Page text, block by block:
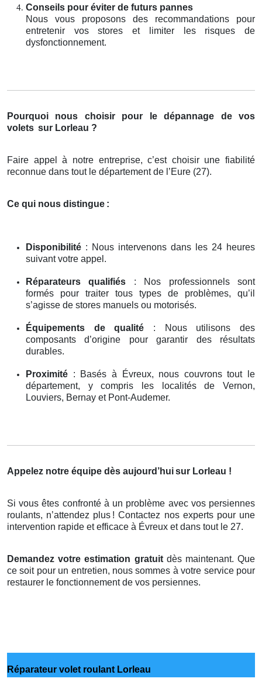
Conseils pour éviter de futurs pannes
Nous vous proposons des recommandations pour
entretenir vos stores et limiter les risques de
dysfonctionnement.
Pourquoi nous choisir pour le dépannage de vos
volets sur Lorleau ?
Faire appel à notre entreprise, c’est choisir une fiabilité
reconnue dans tout le département de l’Eure (27).
Ce qui nous distingue :
Disponibilité : Nous intervenons dans les 24 heures
suivant votre appel.
Réparateurs qualifiés : Nos professionnels sont
formés pour traiter tous types de problèmes, qu’il
s’agisse de stores manuels ou motorisés.
Équipements de qualité : Nous utilisons des
composants d’origine pour garantir des résultats
durables.
Proximité : Basés à Évreux, nous couvrons tout le
département, y compris les localités de Vernon,
Louviers, Bernay et Pont-Audemer.
Appelez notre équipe dès aujourd’huisur Lorleau !
Si vous êtes confronté à un problème avec vos persiennes
roulants, n’attendez plus ! Contactez nos experts pour une
intervention rapide et efficace à Évreux et dans tout le 27.
Demandez votre estimation gratuitdès maintenant. Que
ce soit pour un entretien, nous sommes à votre service pour
restaurer le fonctionnement de vos persiennes.
Réparateur volet roulant Lorleau